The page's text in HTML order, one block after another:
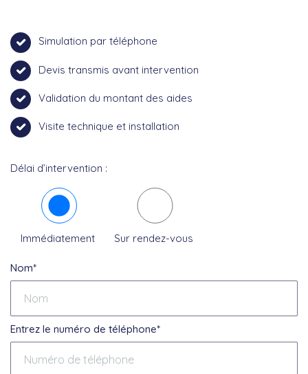
Simulation par téléphone
Devis transmis avant intervention
Validation du montant des aides
Visite technique et installation
Délai d’intervention :
Immédiatement Sur rendez-vous
Nom*
Entrez le numéro de téléphone*